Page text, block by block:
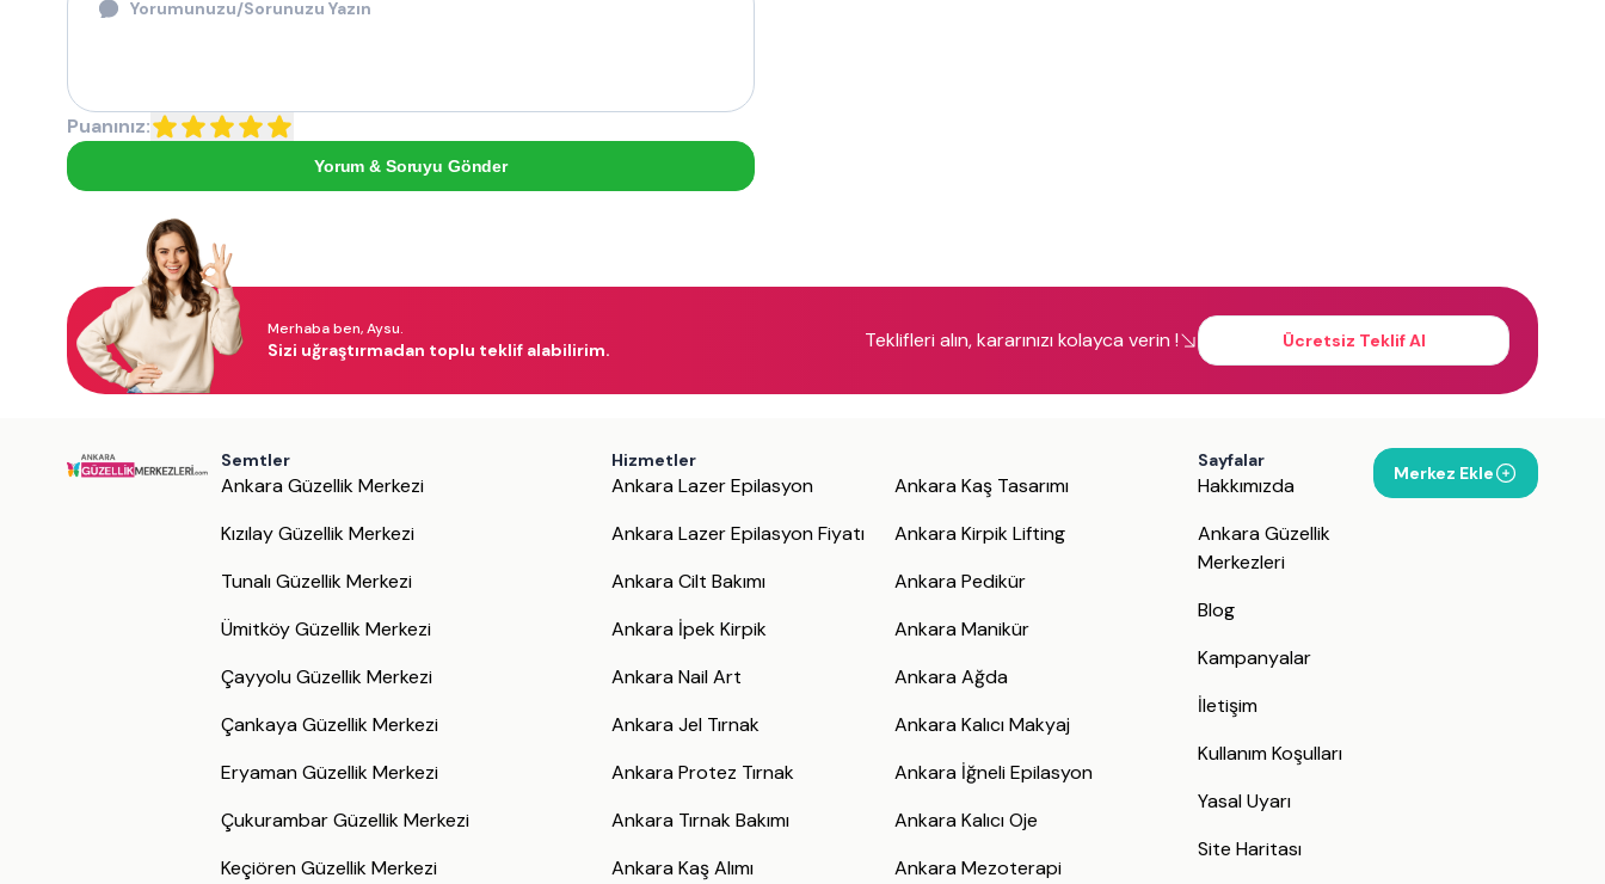
Puanınız:
Yorum & Soruyu Gönder
Merhaba ben, Aysu.
Sizi uğraştırmadan toplu teklif alabilirim. Teklifleri alın, kararınızı kolayca verin ! Ücretsiz Teklif Al
Semtler
Ankara Güzellik Merkezi
Kızılay Güzellik Merkezi
Tunalı Güzellik Merkezi
Ümitköy Güzellik Merkezi
Çayyolu Güzellik Merkezi
Çankaya Güzellik Merkezi
Eryaman Güzellik Merkezi
Çukurambar Güzellik Merkezi
Keçiören Güzellik Merkezi
Hizmetler
Ankara Lazer Epilasyon
Ankara Lazer Epilasyon Fiyatı
Ankara Cilt Bakımı
Ankara İpek Kirpik
Ankara Nail Art
Ankara Jel Tırnak
Ankara Protez Tırnak
Ankara Tırnak Bakımı
Ankara Kaş Alımı
Ankara Kaş Tasarımı
Ankara Kirpik Lifting
Ankara Pedikür
Ankara Manikür
Ankara Ağda
Ankara Kalıcı Makyaj
Ankara İğneli Epilasyon
Ankara Kalıcı Oje
Ankara Mezoterapi
Sayfalar
Hakkımızda
Ankara Güzellik
Merkezleri
Blog
Kampanyalar
İletişim
Kullanım Koşulları
Yasal Uyarı
Site Haritası
Merkez Ekle